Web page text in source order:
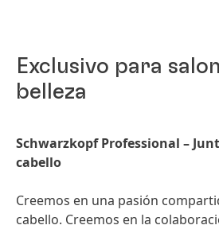
Exclusivo para
belleza
Schwarzkopf Professional –
cabello
Creemos en una pasión
cabello. Creemos en la